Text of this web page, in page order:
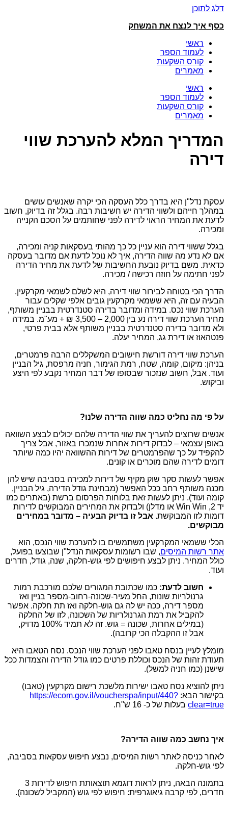
דלג לתוכן
כסף איך לנצח את המשחק
ראשי
לעמוד הספר
קורס השקעות
מאמרים
ראשי
לעמוד הספר
קורס השקעות
מאמרים
המדריך המלא להערכת שווי
דירה
עסקת נדל"ן היא בדרך כלל העסקה הכי יקרה שאנשים עושים
במהלך חייהם ולשווי הדירה יש חשיבות רבה. בגלל זה בדיוק, חשוב
לדעת את המחיר הראוי לדירה לפני שחותמים על הסכם הקנייה
ומכירה.
בגלל ששווי דירה הוא עניין כל כך מהותי בעסקאות קניה ומכירה,
אם לא נדע מה שווה הדירה, איך לא נוכל לדעת אם מדובר בעסקה
כדאית. משם בדיוק נובעת החשיבות של לדעת את מחיר הדירה
לפני חתימה על חוזה רכישה / מכירה.
הדרך הכי בטוחה לבירור שווי דירה, היא לשלם לשמאי מקרקעין.
הבעיה עם זה, היא ששמאי מקרקעין גובים אלפי שקלים עבור
הערכת שווי נכס. במידה ומדובר בדירה סטנדרטית בבניין משותף,
מחיר הערכת שווי דירה נע בין 2,000 – 3,500 ₪ + מע"מ. במידה
ולא מדובר בדירה סטנדרטית בבניין משותף אלא בבית פרטי,
פנטהאוז או דירת גג, המחיר יעלה.
הערכת שווי דירה דורשת חישובים המשקללים הרבה פרמטרים,
בניהן: מיקום, קומה, שטח, רמת הגימור, חניה מרפסת, גיל הבניין
ועוד. אבל, חשוב שנזכור שבסופו של דבר המחיר נקבע לפי היצע
וביקוש.
על פי מה נחליט כמה שווה הדירה שלנו?
אנשים שרוצים להעריך את שווי הדירה שלהם יכולים לבצע השוואה
באופן עצמאי – לבדוק דירות אחרות שנמכרו באזור, אבל צריך
להקפיד על כך שהפרמטרים של דירות ההשוואה יהיו כמה שיותר
דומים לדירה שהם מוכרים או קונים.
אפשר לעשות סקר שוק מקיף של דירות למכירה בסביבה שיש להן
מכנה משותף רחב ככל האפשר (מבחינת גודל הדירה, גיל הבניין,
קומה ועוד). ניתן לעשות זאת בלוחות הפרסום ברשת (באתרים כמו
יד 2, Win Win או מדלן) ולבדוק את המחירים המבוקשים לדירות
דומות לזו המבוקשת. אבל זו בדיוק הבעיה – מדובר במחירים
מבוקשים.
הכלי ששמאי המקרקעין משתמשים בו להערכת שווי הנכס, הוא
אתר רשות המיסים, שבו רשומות עסקאות הנדל"ן שבוצעו בפועל,
כולל המחיר. ניתן לבצע חיפושים לפי גוש-חלקה, שנה, גודל, חדרים
ועוד.
חשוב לדעת: כמו שכתובת המגורים שלכם מורכבת רמות
גרנולריות שונות, החל מעיר-שכונה-רחוב-מספר בניין ואז
מספר דירה, ככה יש לה גם גוש-חלקה ואז תת חלקה. אפשר
להקביל את רמת הגרנולריות של השכונה, לזו של החלקה
(במילים אחרות, שכונה = גוש. זה לא תמיד 100% מדויק,
אבל זו ההקבלה הכי קרובה).
מומלץ לעיין בנסח טאבו לפני הערכת שווי הנכס. נסח הטאבו היא
תעודת זהות של הנכס וכוללת פרטים כמו גודל הדירה והצמדות ככל
שישנן (כמו חניה למשל).
ניתן להוציא נסח טאבו ישירות מלשכת רישום מקרקעין (טאבו)
בקישור הבא: https://ecom.gov.il/voucherspa/input/440?
clear=true בעלות של כ- 16 ש"ח.
איך נחשב כמה שווה הדירה?
לאחר כניסה לאתר רשות המיסים, נבצע חיפוש עסקאות בסביבה,
לפי גוש-חלקה.
בתמונה הבאה, ניתן לראות דוגמא תוצאות
ת חיפוש לדירות 3
חדרים, לפי קרבה גיאוגרפית: חיפוש לפי גוש (המקביל לשכונה).